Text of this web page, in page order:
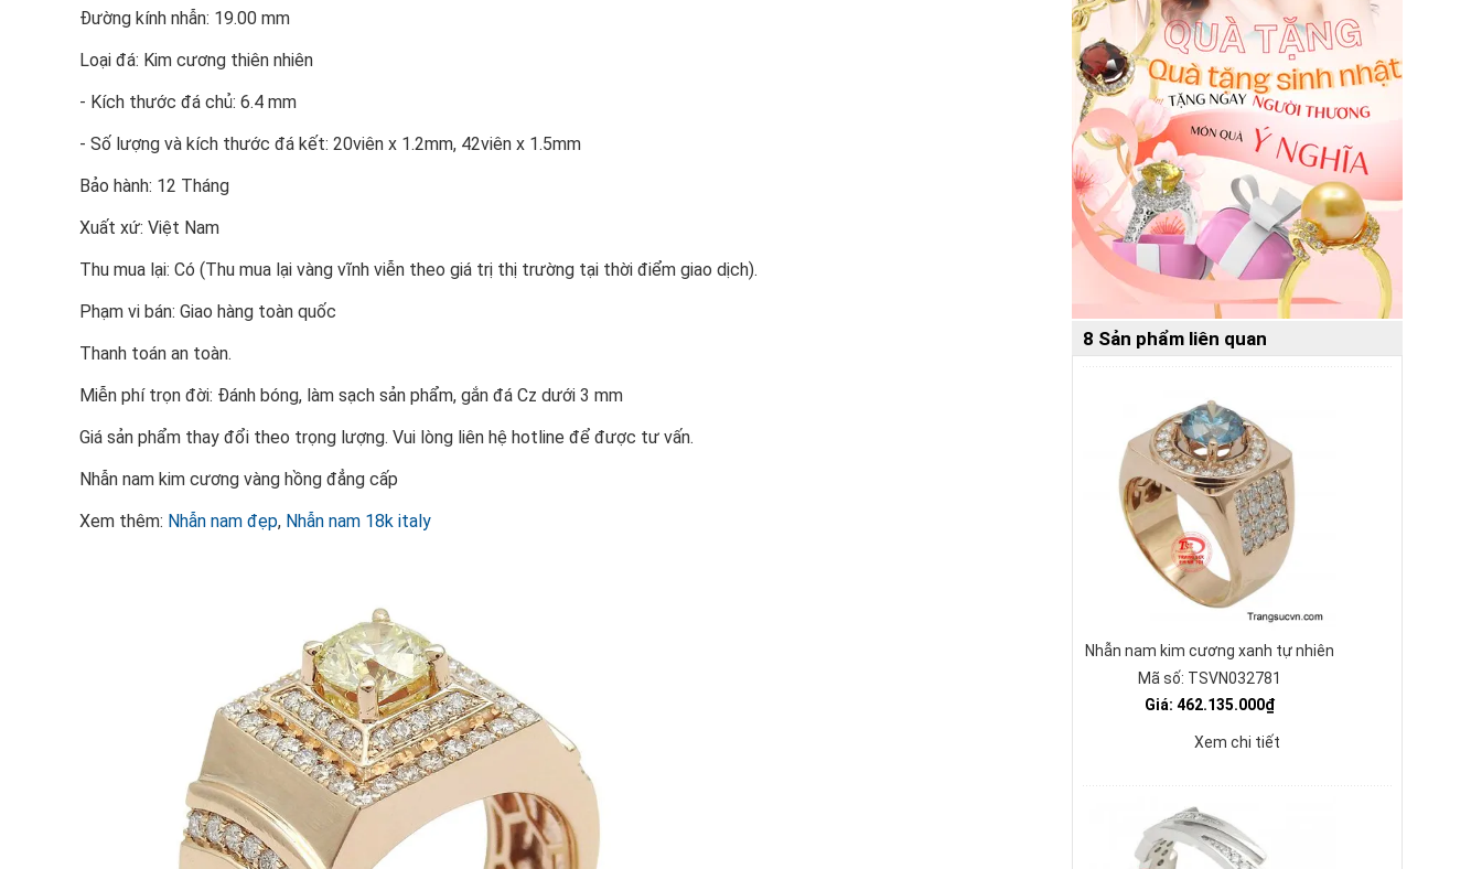
Đường kính nhẫn: 19.00 mm
Loại đá: Kim cương thiên nhiên
- Kích thước đá chủ: 6.4 mm
- Số lượng và kích thước đá kết: 20viên x 1.2mm, 42viên x 1.5mm
Bảo hành: 12 Tháng
Xuất xứ: Việt Nam
Thu mua lại: Có (Thu mua lại vàng vĩnh viễn theo giá trị thị trường tại thời điểm giao dịch).
Phạm vi bán: Giao hàng toàn quốc
Thanh toán an toàn.
Miễn phí trọn đời: Đánh bóng, làm sạch sản phẩm, gắn đá Cz dưới 3 mm
Giá sản phẩm thay đổi theo trọng lượng. Vui lòng liên hệ hotline để được tư vấn.
Nhẫn nam kim cương vàng hồng đẳng cấp
Xem thêm: Nhẫn nam đẹp, Nhẫn nam 18k italy
8 Sản phẩm liên quan
Nhẫn nam kim cương xanh tự nhiên
Mã số: TSVN032781
Giá: 462.135.000₫
Xem chi tiết